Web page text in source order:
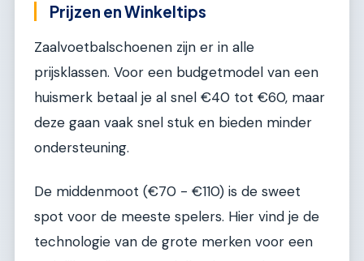
Prijzen en Winkeltips
Zaalvoetbalschoenen zijn er in alle
prijsklassen. Voor een budgetmodel van een
huismerk betaal je al snel €40 tot €60, maar
deze gaan vaak snel stuk en bieden minder
ondersteuning.
De middenmoot (€70 - €110) is de sweet
spot voor de meeste spelers. Hier vind je de
technologie van de grote merken voor een